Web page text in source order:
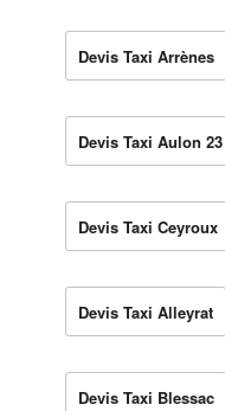
Devis Taxi Arrènes
Devis Taxi Aulon 23
Devis Taxi Ceyroux
Devis Taxi Alleyrat
Devis Taxi Blessac